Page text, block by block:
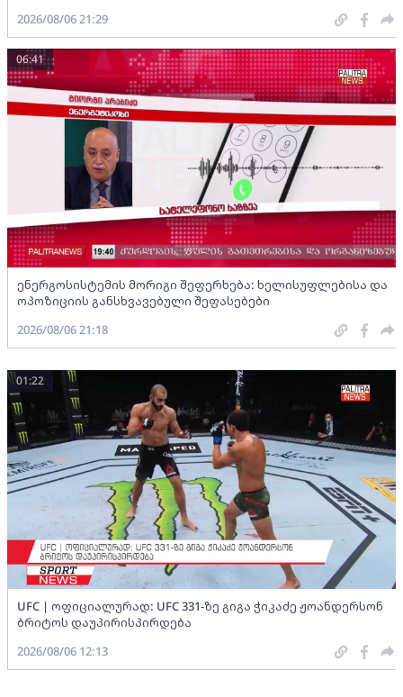
2026/08/06 21:29
ენერგოსისტემის მორიგი შეფერხება: ხელისუფლებისა და
ოპოზიციის განსხვავებული შეფასებები
06:41
2026/08/06 21:18
UFC | ოფიციალურად: UFC 331-ზე გიგა ჭიკაძე ჟოანდერსონ
ბრიტოს დაუპირისპირდება
01:22
2026/08/06 12:13